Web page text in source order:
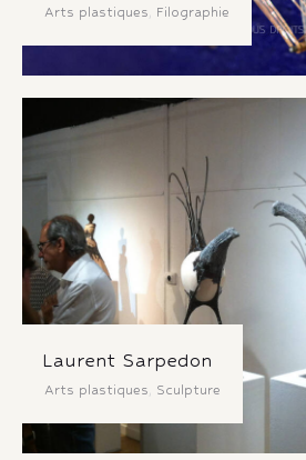
Arts plastiques, Filographie
Laurent Sarpedon
Arts plastiques, Sculpture